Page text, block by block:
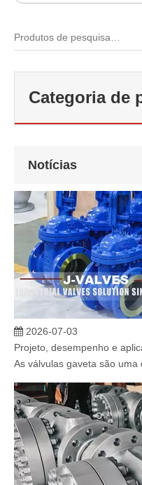
Categoria de
Notícias
2026-06-22
J-VALVES fabrica válvula
As válvulas gaveta são